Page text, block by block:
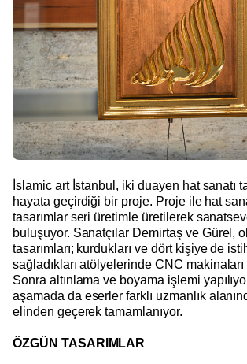
İslamic art İstanbul, iki duayen hat sanatı
hayata geçirdiği bir proje. Proje ile hat
tasarımlar seri üretimle üretilerek
buluşuyor. Sanatçılar Demirtaş ve Gürel,
tasarımları; kurdukları ve dört kişiye de
sağladıkları atölyelerinde CNC
Sonra altınlama ve boyama işlemi
aşamada da eserler farklı uzmanlık
elinden geçerek tamamlanıyor.
ÖZGÜN TASARIMLAR